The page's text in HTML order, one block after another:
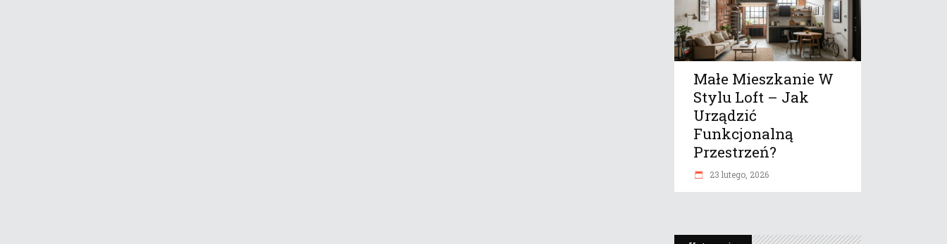
Małe Mieszkanie W
Stylu Loft – Jak
Urządzić
Funkcjonalną
Przestrzeń?
23 lutego, 2026